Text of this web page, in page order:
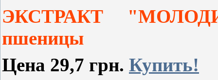
ЭКСТРАКТ
пшеницы
Цена 29,7 грн. Купить!